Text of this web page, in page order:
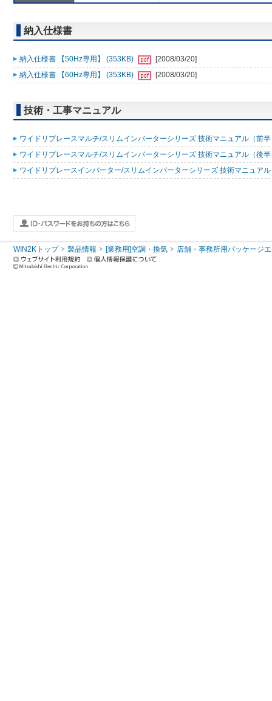
納入仕様書
納入仕様書 【50Hz専用】 (353KB)
[2008/03/20]
納入仕様書 【60Hz専用】 (353KB)
[2008/03/20]
技術・工事マニュアル
ワイドリプレースマルチ/スリムインバーターシリーズ 技術マニュアル（前
ワイドリプレースマルチ/スリムインバーターシリーズ 技術マニュアル（後
ワイドリプレースインバーター/スリムインバーターシリーズ 技術マニュア
WIN2Kトップ 製品情報 [業務用]空調・換気 店舗・事務所用パッケージ